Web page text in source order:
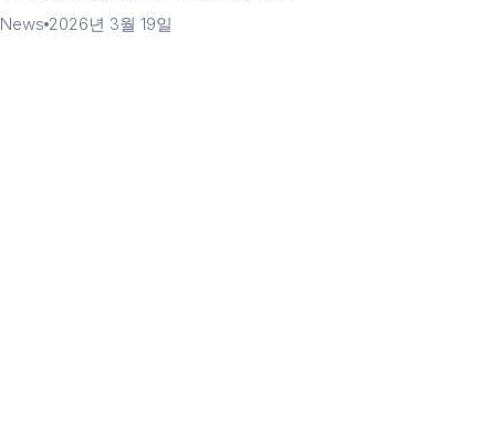
News 2026년 3월 19일